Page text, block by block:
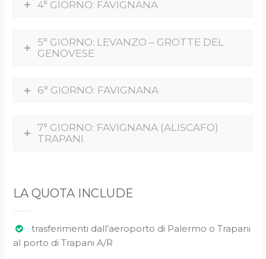
4° GIORNO: FAVIGNANA
5° GIORNO: LEVANZO – GROTTE DEL
GENOVESE
6° GIORNO: FAVIGNANA
7° GIORNO: FAVIGNANA (ALISCAFO)
TRAPANI
LA QUOTA INCLUDE
trasferimenti dall’aeroporto di Palermo o Trapani
al porto di Trapani A/R